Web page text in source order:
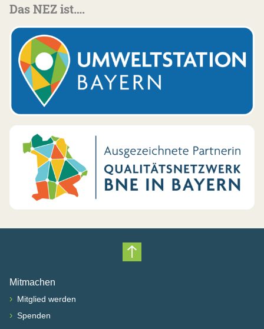
Das NEZ ist….
Nach oben scrollen
Mitmachen
› Mitglied werden
› Spenden